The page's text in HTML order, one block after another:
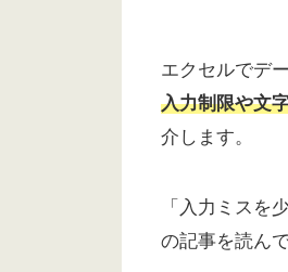
エクセルでデ
入力制限や文
介します。
「入力ミスを
の記事を読ん